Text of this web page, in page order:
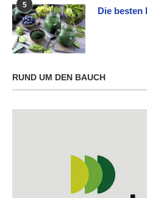
5
Die besten
RUND UM DEN BAUCH